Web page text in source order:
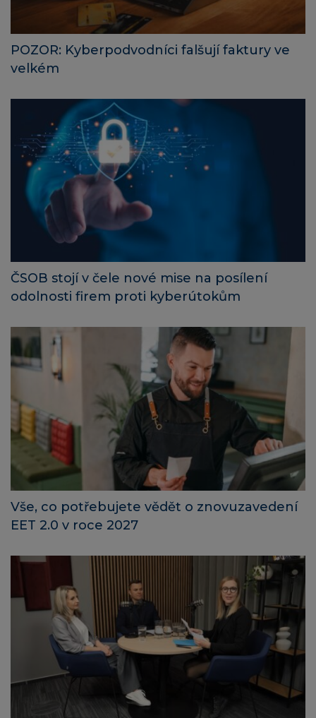
POZOR: Kyberpodvodníci falšují faktury ve
velkém
ČSOB stojí v čele nové mise na posílení
odolnosti firem proti kyberútokům
Vše, co potřebujete vědět o znovuzavedení
EET 2.0 v roce 2027